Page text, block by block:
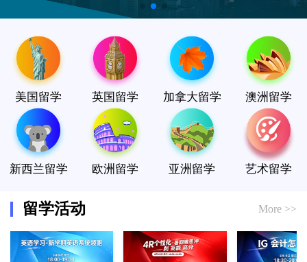
美国留学 英国留学 加拿大留学 澳洲留学
新西兰留学 欧洲留学 亚洲留学 艺术留学
留学活动 More >>